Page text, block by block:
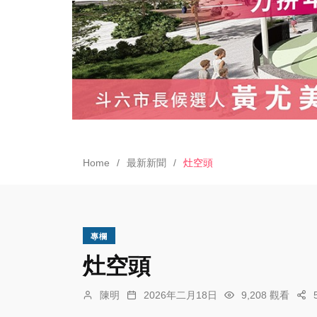
Home 最新新聞 灶空頭
專欄
灶空頭
陳明 2026年二月18日 9,208 觀看